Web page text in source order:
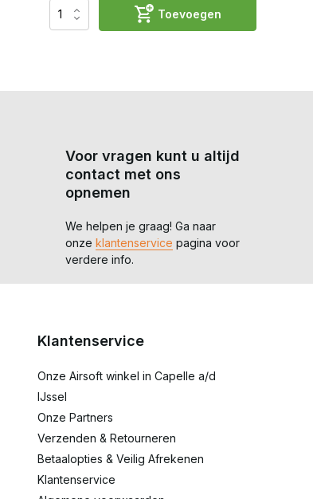
Toevoegen
Voor vragen kunt u altijd
contact met ons
opnemen
We helpen je graag! Ga naar
onze klantenservice pagina voor
verdere info.
Klantenservice
Onze Airsoft winkel in Capelle a/d
IJssel
Onze Partners
Verzenden & Retourneren
Betaalopties & Veilig Afrekenen
Klantenservice